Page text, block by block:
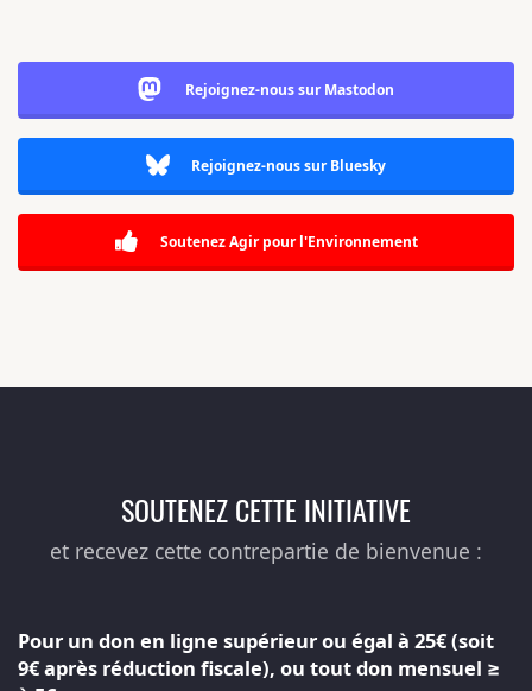
Rejoignez-nous sur Mastodon
Rejoignez-nous sur Bluesky
Soutenez Agir pour l'Environnement
SOUTENEZ CETTE INITIATIVE
et recevez cette contrepartie de bienvenue :
Pour un don en ligne supérieur ou égal à 25€ (soit
9€ après réduction fiscale), ou tout don mensuel ≥